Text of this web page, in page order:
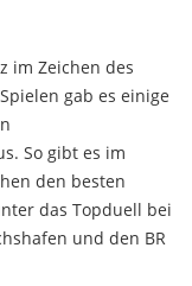
im Zeichen des
gab es einige
So gibt es im
den besten
das Topduell bei
und den BR